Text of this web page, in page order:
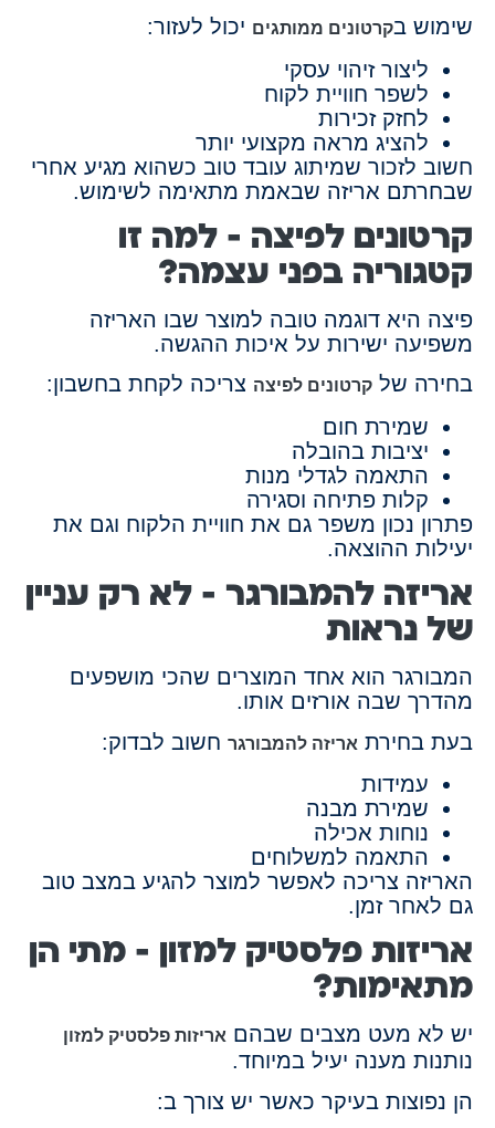
שימוש בקרטונים ממותגים יכול לעזור:
ליצור זיהוי עסקי
לשפר חוויית לקוח
לחזק זכירות
להציג מראה מקצועי יותר
חשוב לזכור שמיתוג עובד טוב כשהוא מגיע אחרי
שבחרתם אריזה שבאמת מתאימה לשימוש.
קרטונים לפיצה – למה זו
קטגוריה בפני עצמה?
פיצה היא דוגמה טובה למוצר שבו האריזה
משפיעה ישירות על איכות ההגשה.
בחירה של קרטונים לפיצה צריכה לקחת בחשבון:
שמירת חום
יציבות בהובלה
התאמה לגדלי מנות
קלות פתיחה וסגירה
פתרון נכון משפר גם את חוויית הלקוח וגם את
יעילות ההוצאה.
אריזה להמבורגר – לא רק עניין
של נראות
המבורגר הוא אחד המוצרים שהכי מושפעים
מהדרך שבה אורזים אותו.
בעת בחירת אריזה להמבורגר חשוב לבדוק:
עמידות
שמירת מבנה
נוחות אכילה
התאמה למשלוחים
האריזה צריכה לאפשר למוצר להגיע במצב טוב
גם לאחר זמן.
אריזות פלסטיק למזון – מתי הן
מתאימות?
יש לא מעט מצבים שבהם אריזות פלסטיק למזון
נותנות מענה יעיל במיוחד.
הן נפוצות בעיקר כאשר יש צורך ב: